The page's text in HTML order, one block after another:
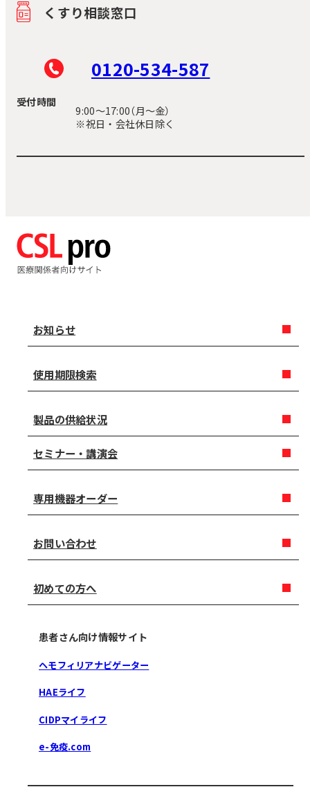
くすり相談窓口
0120-534-587
受付時間
9:00〜17:00（月～金）
※祝日・会社休日除く
お知らせ
使用期限検索
製品の供給状況
セミナー・講演会
専用機器オーダー
お問い合わせ
初めての方へ
患者さん向け情報サイト
ヘモフィリアナビゲーター
HAEライフ
CIDPマイライフ
e-免疫.com